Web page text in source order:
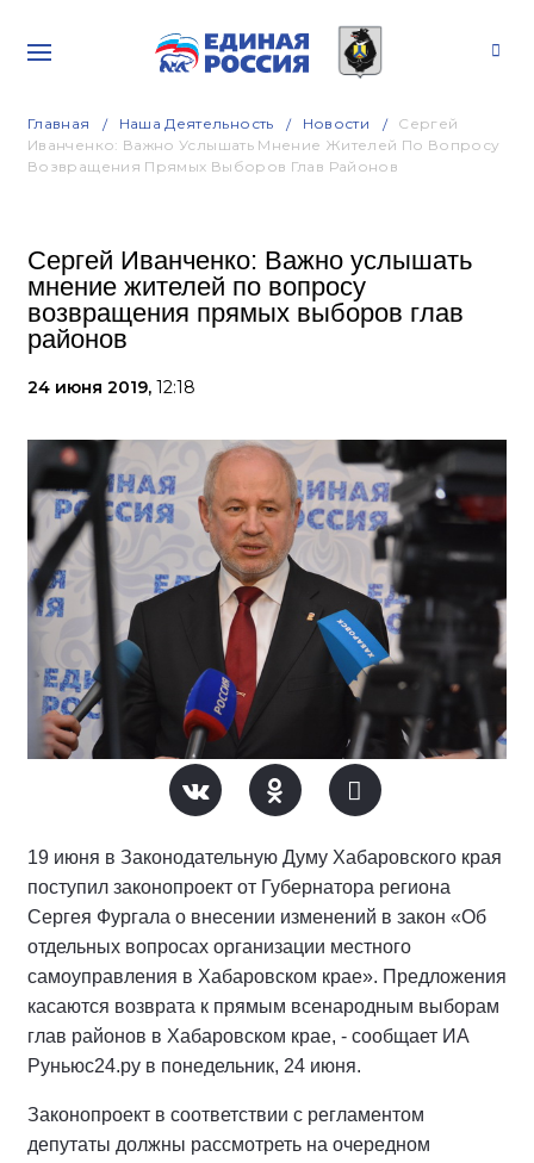
Главная Наша Деятельность Новости
Сергей
Иванченко: Важно Услышать Мнение Жителей По Вопросу
Возвращения Прямых Выборов Глав Районов
Сергей Иванченко: Важно услышать
мнение жителей по вопросу
возвращения прямых выборов глав
районов
24 июня 2019, 12:18
19 июня в Законодательную Думу Хабаровского края
поступил законопроект от Губернатора региона
Сергея Фургала о внесении изменений в закон «Об
отдельных вопросах организации местного
самоуправления в Хабаровском крае». Предложения
касаются возврата к прямым всенародным выборам
глав районов в Хабаровском крае, - сообщает ИА
Руньюс24.ру в понедельник, 24 июня.
Законопроект в соответствии с регламентом
депутаты должны рассмотреть на очередном